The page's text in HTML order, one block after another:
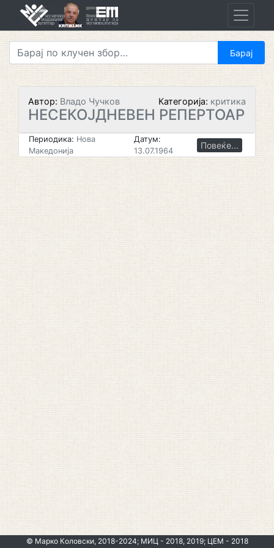
Автор: Владо Чучков Категорија: критика
НЕСЕКОЈДНЕВЕН РЕПЕРТОАР
Периодика: Нова
Македонија
Датум:
13.07.1964
Повеќе...
© Марко Коловски, 2018-2024; МИЦ - 2018, 2019; ЦЕМ - 2018